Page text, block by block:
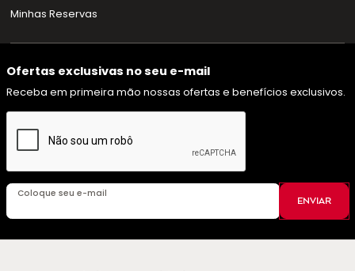
Minhas Reservas
Ofertas exclusivas no seu e-mail
Receba em primeira mão nossas ofertas e benefícios exclusivos.
Coloque seu e-mail
ENVIAR